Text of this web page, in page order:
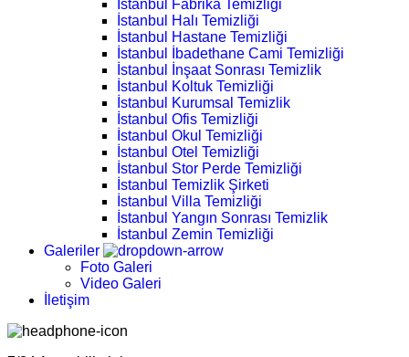
İstanbul Fabrika Temizliği
İstanbul Halı Temizliği
İstanbul Hastane Temizliği
İstanbul İbadethane Cami Temizliği
İstanbul İnşaat Sonrası Temizlik
İstanbul Koltuk Temizliği
İstanbul Kurumsal Temizlik
İstanbul Ofis Temizliği
İstanbul Okul Temizliği
İstanbul Otel Temizliği
İstanbul Stor Perde Temizliği
İstanbul Temizlik Şirketi
İstanbul Villa Temizliği
İstanbul Yangın Sonrası Temizlik
İstanbul Zemin Temizliği
Galeriler
Foto Galeri
Video Galeri
İletişim